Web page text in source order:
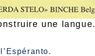
une langue.